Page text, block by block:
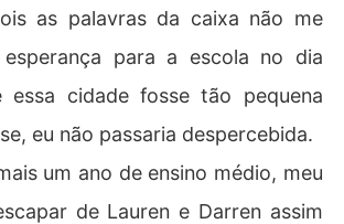
as palavras da caixa não me
para a escola no dia
essa cidade fosse tão pequena
eu não passaria despercebida.
um ano de ensino médio, meu
de Lauren e Darren assim